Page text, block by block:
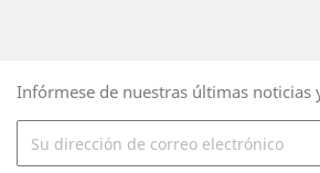
Infórmese de nuestras últimas noticias